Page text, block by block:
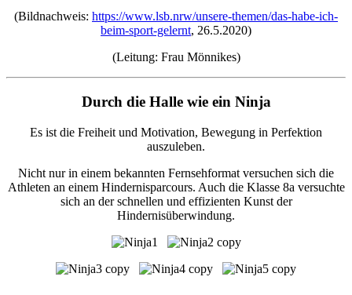
(Bildnachweis: https://www.lsb.nrw/unsere-themen/das-habe-ich-
beim-sport-gelernt, 26.5.2020)
(Leitung: Frau Mönnikes)
Durch die Halle wie ein Ninja
Es ist die Freiheit und Motivation, Bewegung in Perfektion
auszuleben.
Nicht nur in einem bekannten Fernsehformat versuchen sich die
Athleten an einem Hindernisparcours. Auch die Klasse 8a versuchte
sich an der schnellen und effizienten Kunst der
Hindernisüberwindung.